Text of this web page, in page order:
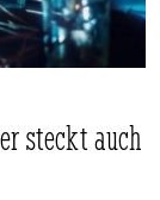
steckt auch